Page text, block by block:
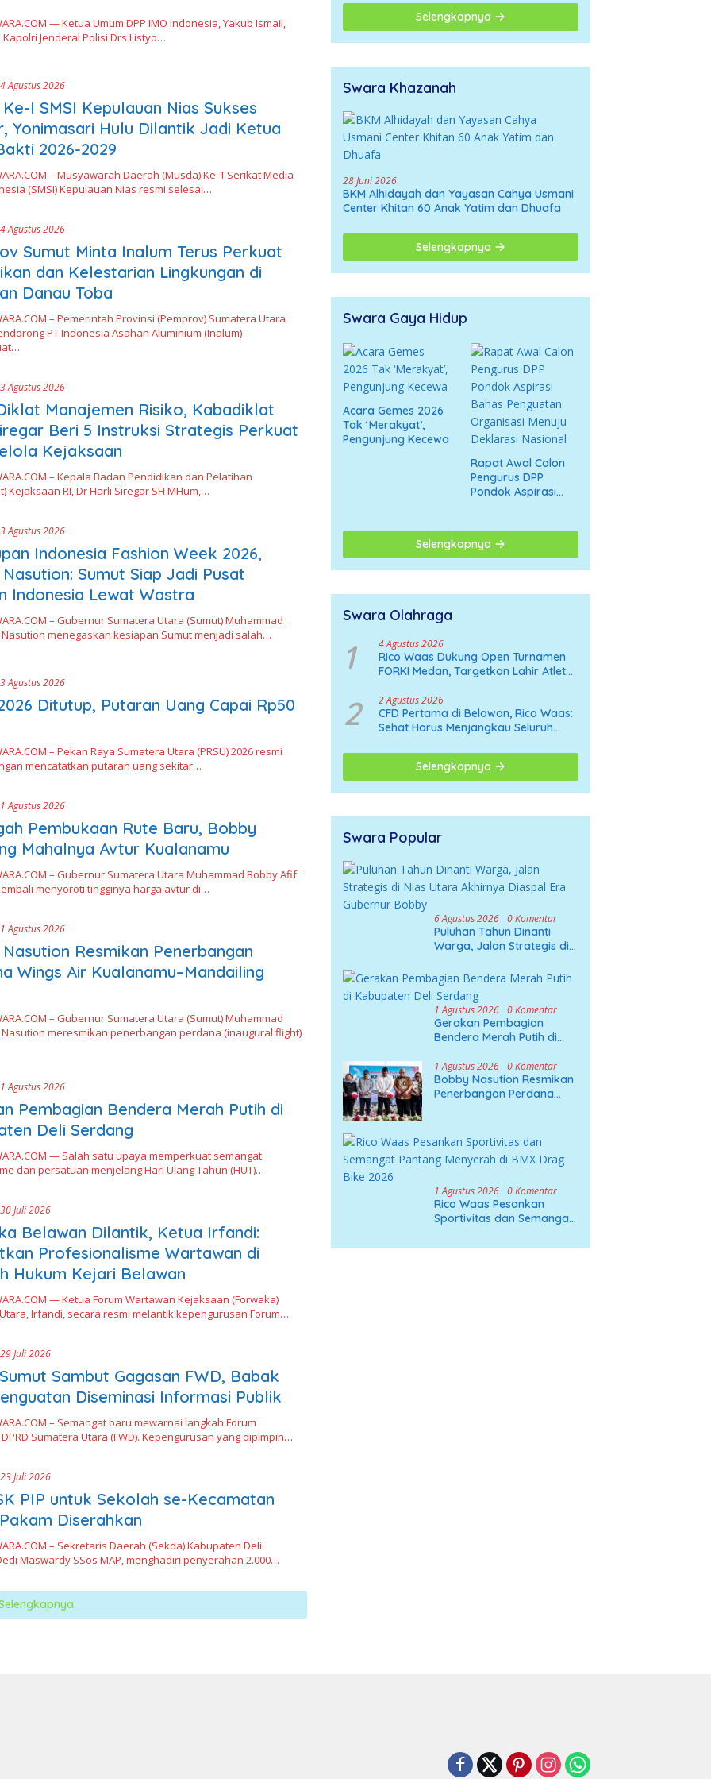
— Ketua Umum DPP IMO Indonesia, Yakub Ismail,
Jenderal Polisi Drs Listyo…
4 Agustus 2026
I SMSI Kepulauan Nias Sukses
Yonimasari Hulu Dilantik Jadi Ketua
2026-2029
– Musyawarah Daerah (Musda) Ke-1 Serikat Media
(SMSI) Kepulauan Nias resmi selesai…
4 Agustus 2026
Sumut Minta Inalum Terus Perkuat
dan Kelestarian Lingkungan di
Danau Toba
– Pemerintah Provinsi (Pemprov) Sumatera Utara
PT Indonesia Asahan Aluminium (Inalum)
3 Agustus 2026
Manajemen Risiko, Kabadiklat
Beri 5 Instruksi Strategis Perkuat
Kejaksaan
– Kepala Badan Pendidikan dan Pelatihan
Kejaksaan RI, Dr Harli Siregar SH MHum,…
3 Agustus 2026
Indonesia Fashion Week 2026,
Sumut Siap Jadi Pusat
Indonesia Lewat Wastra
– Gubernur Sumatera Utara (Sumut) Muhammad
menegaskan kesiapan Sumut menjadi salah…
3 Agustus 2026
Ditutup, Putaran Uang Capai Rp50
– Pekan Raya Sumatera Utara (PRSU) 2026 resmi
mencatatkan putaran uang sekitar…
1 Agustus 2026
Pembukaan Rute Baru, Bobby
Mahalnya Avtur Kualanamu
– Gubernur Sumatera Utara Muhammad Bobby Afif
menyoroti tingginya harga avtur di…
1 Agustus 2026
Resmikan Penerbangan
Wings Air Kualanamu–Mandailing
– Gubernur Sumatera Utara (Sumut) Muhammad
meresmikan penerbangan perdana (inaugural flight)
1 Agustus 2026
Pembagian Bendera Merah Putih di
Deli Serdang
— Salah satu upaya memperkuat semangat
dan persatuan menjelang Hari Ulang Tahun (HUT)…
30 Juli 2026
Belawan Dilantik, Ketua Irfandi:
Profesionalisme Wartawan di
Hukum Kejari Belawan
— Ketua Forum Wartawan Kejaksaan (Forwaka)
Irfandi, secara resmi melantik kepengurusan Forum…
29 Juli 2026
Sambut Gagasan FWD, Babak
Diseminasi Informasi Publik
– Semangat baru mewarnai langkah Forum
Sumatera Utara (FWD). Kepengurusan yang dipimpin…
23 Juli 2026
PIP untuk Sekolah se-Kecamatan
Diserahkan
– Sekretaris Daerah (Sekda) Kabupaten Deli
Maswardy SSos MAP, menghadiri penyerahan 2.000…
Digiring ke Opini
Selengkapnya
Swara Khazanah
28 Juni 2026
BKM Alhidayah dan Yayasan Cahya Usmani
Center Khitan 60 Anak Yatim dan Dhuafa
Selengkapnya
Swara Gaya Hidup
Acara Gemes 2026
Tak ‘Merakyat’,
Pengunjung Kecewa
Rapat Awal Calon
Pengurus DPP
Pondok Aspirasi
Deklarasi Nasional
Selengkapnya
Swara Olahraga
1 4 Agustus 2026
Rico Waas Dukung Open Turnamen
FORKI Medan, Targetkan Lahir Atlet
2 2 Agustus 2026
CFD Pertama di Belawan, Rico Waas:
Sehat Harus Menjangkau Seluruh
Selengkapnya
Swara Popular
6 Agustus 2026 0 Komentar
Puluhan Tahun Dinanti
Warga, Jalan Strategis di
Diaspal Era Gubernur
Bobby
1 Agustus 2026 0 Komentar
Gerakan Pembagian
Bendera Merah Putih di
1 Agustus 2026 0 Komentar
Bobby Nasution Resmikan
Penerbangan Perdana
1 Agustus 2026 0 Komentar
Rico Waas Pesankan
Sportivitas dan Semangat
Drag Bike 2026